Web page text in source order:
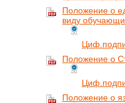
Положение о
виду
Положение о
Положение о